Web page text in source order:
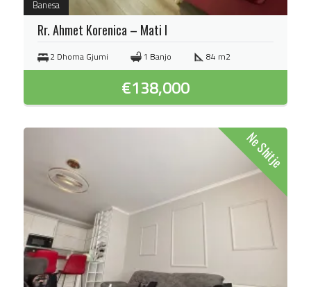
Banesa
Rr. Ahmet Korenica – Mati I
2 Dhoma Gjumi 1 Banjo 84 m2
€138,000
Ne Shitje